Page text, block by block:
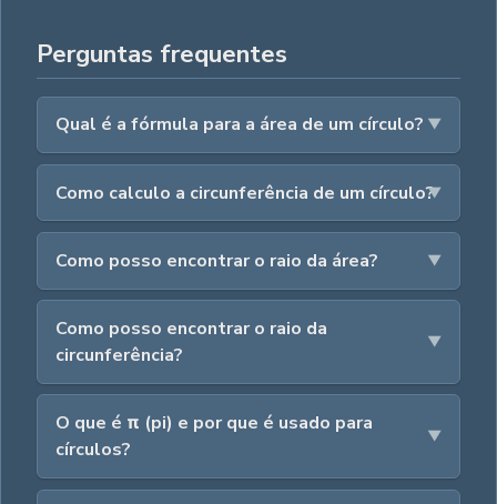
Perguntas frequentes
Qual é a fórmula para a área de um círculo?
Como calculo a circunferência de um círculo?
Como posso encontrar o raio da área?
Como posso encontrar o raio da
circunferência?
O que é π (pi) e por que é usado para
círculos?